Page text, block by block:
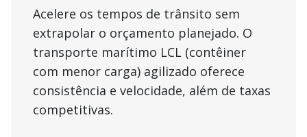
Acelere os tempos de trânsito sem
extrapolar o orçamento planejado. O
transporte marítimo LCL (contêiner
com menor carga) agilizado oferece
consistência e velocidade, além de taxas
competitivas.